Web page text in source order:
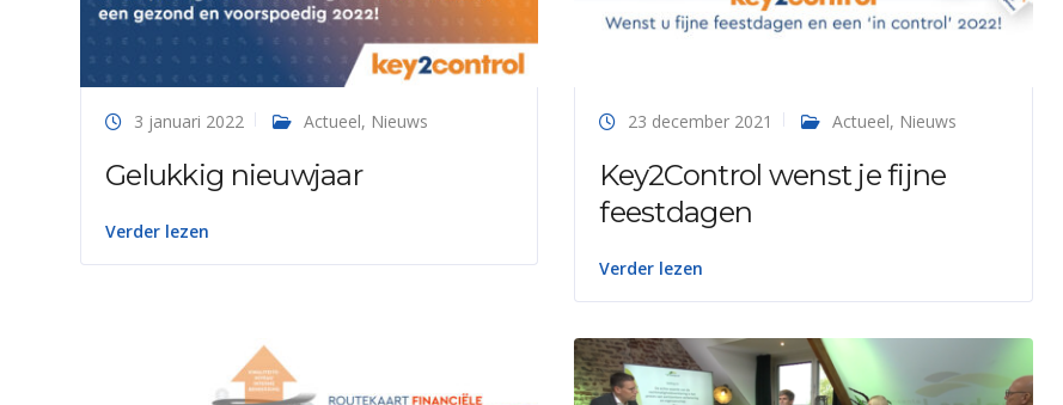
3 januari 2022 Actueel, Nieuws
Gelukkig nieuwjaar
Verder lezen
23 december 2021 Actueel, Nieuws
Key2Control wenst je fijne
feestdagen
Verder lezen